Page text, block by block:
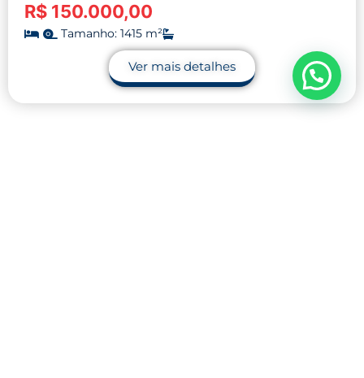
R$ 150.000,00
Tamanho: 1415 m²
Ver mais detalhes